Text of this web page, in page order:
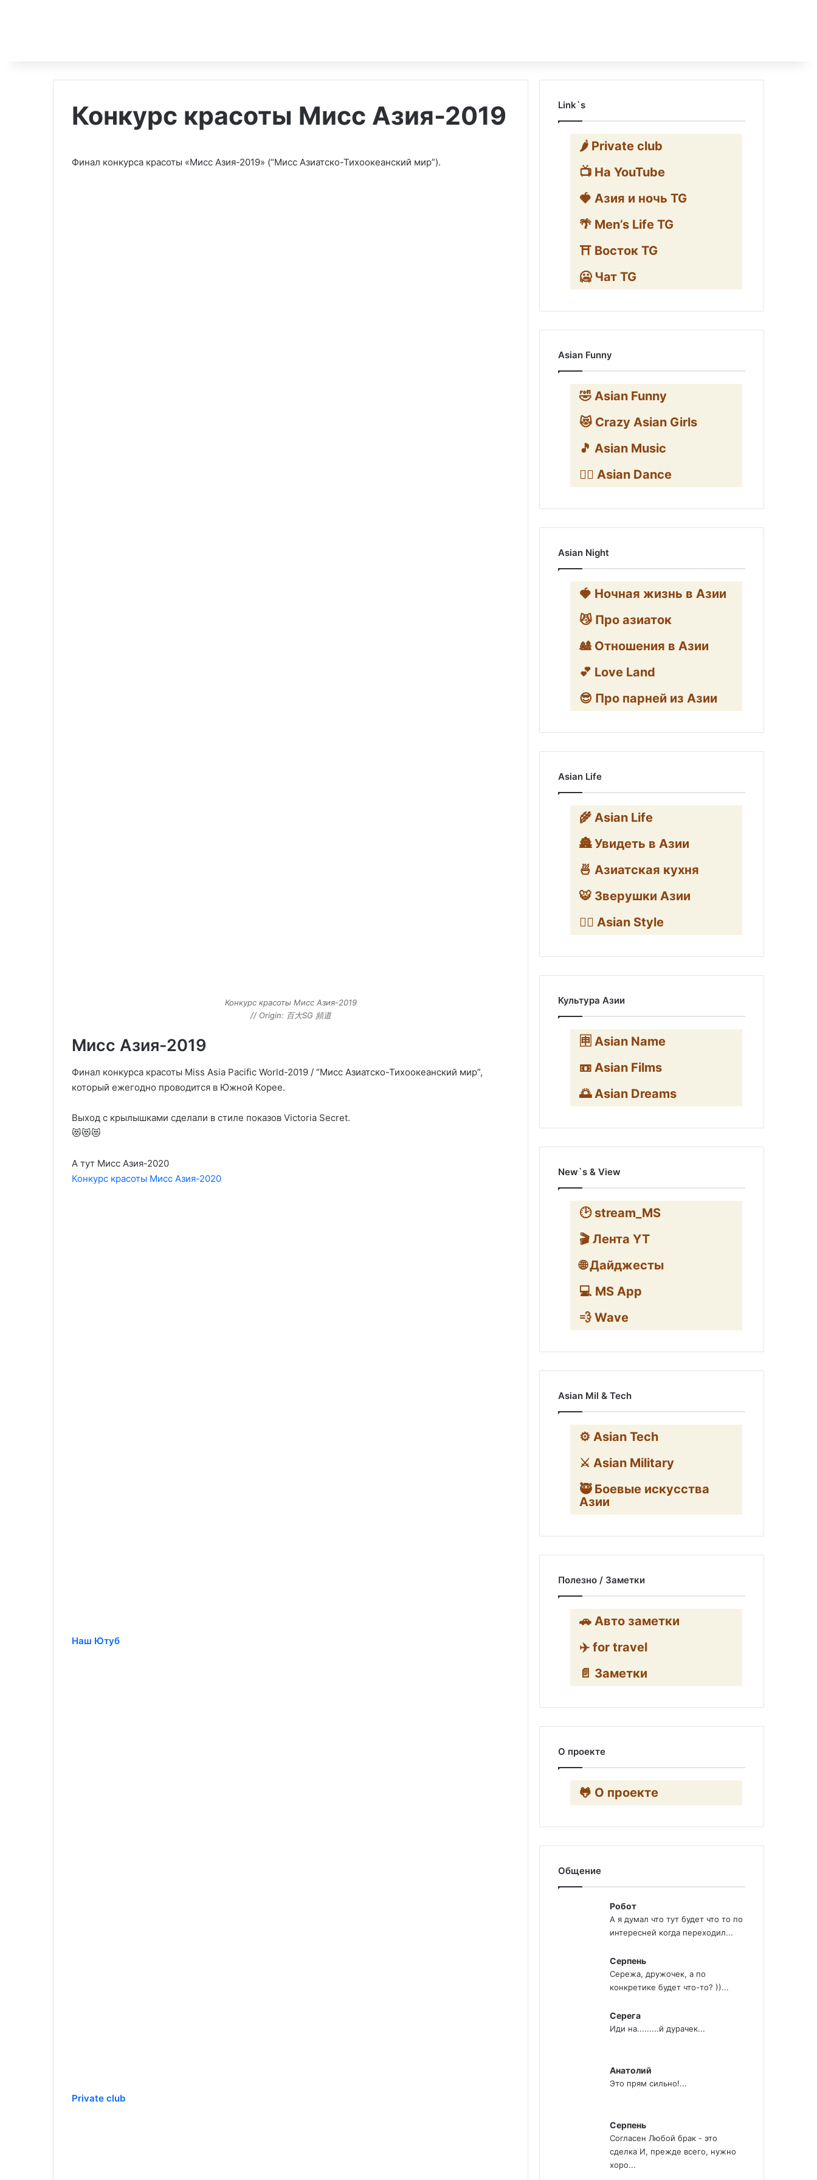
Конкурс красоты Мисс Азия-2019
Финал конкурса красоты «Мисс Азия-2019» (“Мисс Азиатско-Тихоокеанский мир”).
Конкурс красоты Мисс Азия-2019
// Origin: 百大SG 頻道
Мисс Азия-2019
Финал конкурса красоты Miss Asia Pacific World-2019 / “Мисс Азиатско-Тихоокеанский мир”,
который ежегодно проводится в Южной Корее.
Выход с крылышками сделали в стиле показов Victoria Secret.
😻😻😻
А тут Мисс Азия-2020
Конкурс красоты Мисс Азия-2020
Наш Ютуб
Private club
Link`s
🌶️ Private club
📺 На YouTube
🍓 Азия и ночь TG
🌴 Men’s Life TG
⛩️ Восток TG
🥶 Чат TG
Asian Funny
🤣 Asian Funny
😻 Crazy Asian Girls
🎵 Asian Music
👯‍♀️ Asian Dance
Asian Night
🍓 Ночная жизнь в Азии
😼 Про азиаток
🎎 Отношения в Азии
💕 Love Land
😎 Про парней из Азии
Asian Life
🌾 Asian Life
🏯 Увидеть в Азии
🍜 Азиатская кухня
🐯 Зверушки Азии
🧛‍♂️ Asian Style
Культура Азии
🈸 Asian Name
📼 Asian Films
🌅 Asian Dreams
New`s & View
🕑 stream_MS
🎬 Лента YT
🌐 Дайджесты
💻 MS App
💨 Wave
Asian Mil & Tech
⚙️ Asian Tech
⚔️ Asian Military
🥷 Боевые искусства
Азии
Полезно / Заметки
🚗 Авто заметки
✈️ for travel
📄 Заметки
О проекте
🐸 О проекте
Общение
Робот
А я думал что тут будет что то по
интересней когда переходил...
Серпень
Сережа, дружочек, а по
конкретике будет что-то? ))...
Серега
Иди на.........й дурачек...
Анатолий
Это прям сильно!...
Серпень
Согласен Любой брак - это
сделка И, прежде всего, нужно
хоро...